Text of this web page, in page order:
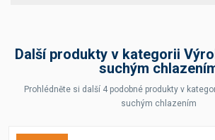
Další produkty v kategorii
suchým
Prohlédněte si další 4 podobné produkty v
suchým chlazením